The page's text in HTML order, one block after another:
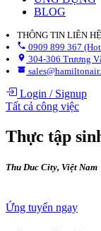
BLOG
THÔNG TIN LIÊN HỆ
0909 899 367
304-306 Trương
Login /Signup
Tất cả công việc
Thực tập
Thu Duc City, Việt Nam
Ứng tuyển ngay